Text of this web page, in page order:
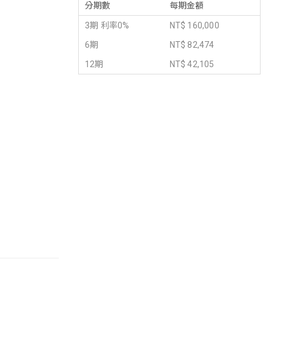
分期數 每期金額
3期 利率0%
NT$ 160,000
6期
NT$ 82,474
12期
NT$ 42,105